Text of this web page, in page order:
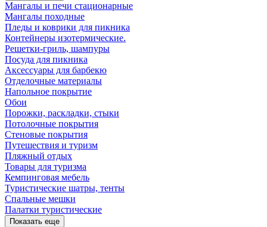
Мангалы и печи стационарные
Мангалы походные
Пледы и коврики для пикника
Контейнеры изотермические.
Решетки-гриль, шампуры
Посуда для пикника
Аксессуары для барбекю
Отделочные материалы
Напольное покрытие
Обои
Порожки, раскладки, стыки
Потолочные покрытия
Стеновые покрытия
Путешествия и туризм
Пляжный отдых
Товары для туризма
Кемпинговая мебель
Туристические шатры, тенты
Спальные мешки
Палатки туристические
Показать еще